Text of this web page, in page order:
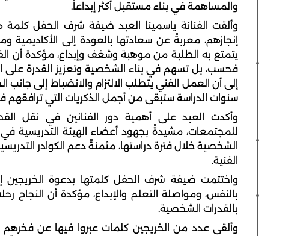
والمساهمة في بناء مستقبل أكثر إبداعاً.
وألقت الفنانة ياسمينا العبد ضيفة شرف الحفل كلمة
إنجازهم، معربةً عن سعادتها بالعودة إلى
يتمتع به الطلبة من موهبة وشغف وإبداع، مؤكدة أن
فحسب، بل تسهم في بناء الشخصية وتعزيز القدرة على
إلى أن العمل الفني يتطلب الالتزام والانضباط إلى جانب
سنوات الدراسة ستبقى من أجمل الذكريات التي ترافقهم
وأكدت العبد على أهمية دور الفنانين في نقل القصص
للمجتمعات، مشيدةً بجهود أعضاء الهيئة التدريسية
الشخصية خلال فترة دراستها، مثمنةً دعم الكوادر
الفنية.
واختتمت ضيفة شرف الحفل كلمتها بدعوة الخريجين
بالنفس، ومواصلة التعلم والإبداع، مؤكدة أن النجاح
بالقدرات الشخصية.
وألقى عدد من الخريجين كلمات عبروا فيها عن